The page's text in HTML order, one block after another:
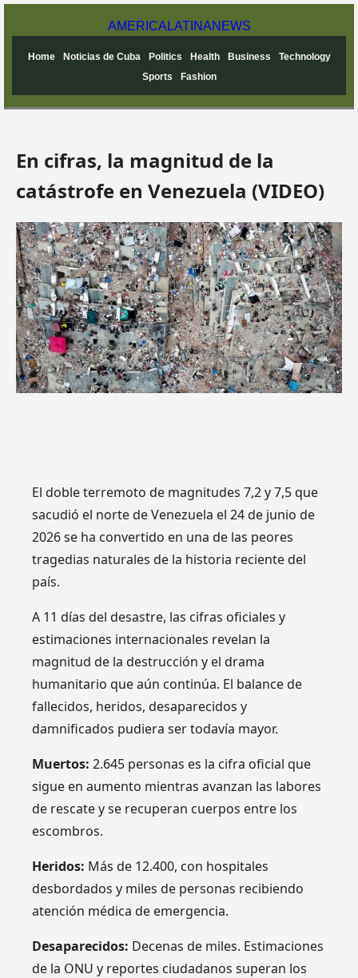
AMERICA LATINANEWS
Home Noticias de Cuba Politics Health Business
Technology
Sports
Fashion
En cifras, la magnitud de la
catástrofe en Venezuela (VIDEO)
El doble terremoto de magnitudes 7,2 y 7,5 que
sacudió el norte de Venezuela el 24 de junio de
2026 se ha convertido en una de las peores
tragedias naturales de la historia reciente del
país.
A 11 días del desastre, las cifras oficiales y
estimaciones internacionales revelan la
magnitud de la destrucción y el drama
humanitario que aún continúa. El balance de
fallecidos, heridos, desaparecidos y
damnificados pudiera ser todavía mayor.
Muertos: 2.645 personas es la cifra oficial que
sigue en aumento mientras avanzan las labores
de rescate y se recuperan cuerpos entre los
escombros.
Heridos: Más de 12.400, con hospitales
desbordados y miles de personas recibiendo
atención médica de emergencia.
Desaparecidos: Decenas de miles. Estimaciones
de la ONU y reportes ciudadanos superan los